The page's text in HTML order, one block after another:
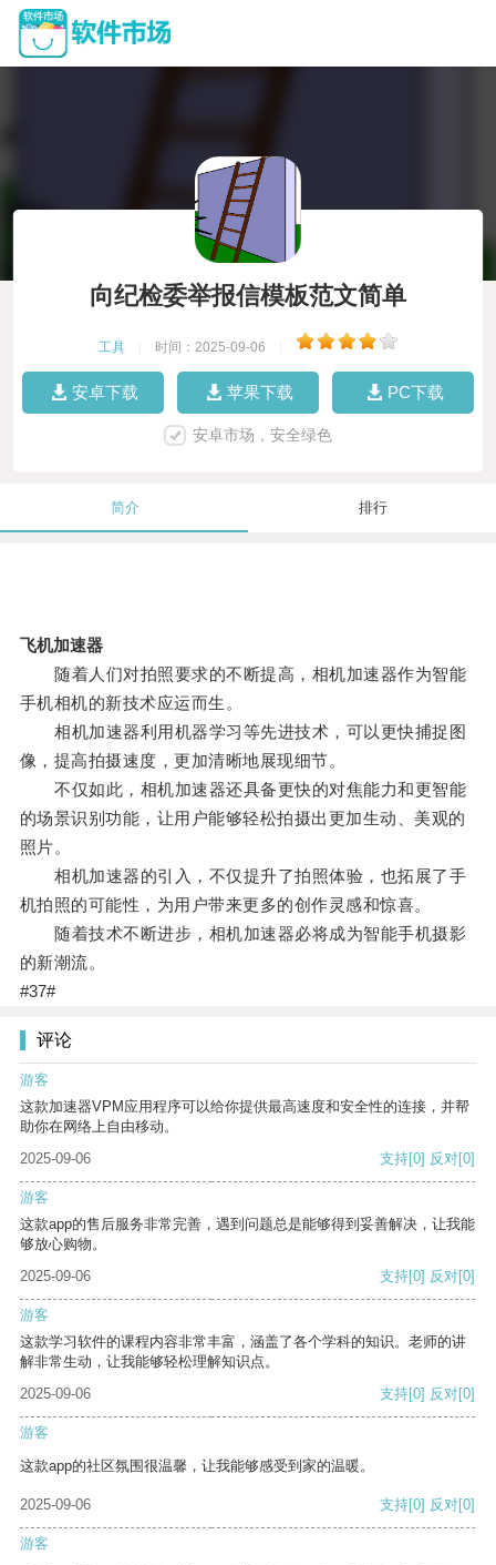
向纪检委举报信模板范文简单
工具 时间：2025-09-06
安卓下载 苹果下载 PC下载
安卓市场，安全绿色
简介 排行
飞机加速器
随着人们对拍照要求的不断提高，相机加速器作为智能
手机相机的新技术应运而生。
相机加速器利用机器学习等先进技术，可以更快捕捉图
像，提高拍摄速度，更加清晰地展现细节。
不仅如此，相机加速器还具备更快的对焦能力和更智能
的场景识别功能，让用户能够轻松拍摄出更加生动、美观的
照片。
相机加速器的引入，不仅提升了拍照体验，也拓展了手
机拍照的可能性，为用户带来更多的创作灵感和惊喜。
随着技术不断进步，相机加速器必将成为智能手机摄影
的新潮流。
#37#
评论
游客
这款加速器VPM应用程序可以给你提供最高速度和安全性的连接，并帮
助你在网络上自由移动。
2025-09-06
支持[0] 反对[0]
游客
这款app的售后服务非常完善，遇到问题总是能够得到妥善解决，让我能
够放心购物。
2025-09-06
支持[0] 反对[0]
游客
这款学习软件的课程内容非常丰富，涵盖了各个学科的知识。老师的讲
解非常生动，让我能够轻松理解知识点。
2025-09-06
支持[0] 反对[0]
游客
这款app的社区氛围很温馨，让我能够感受到家的温暖。
2025-09-06 支持[0] 反对[0]
游客